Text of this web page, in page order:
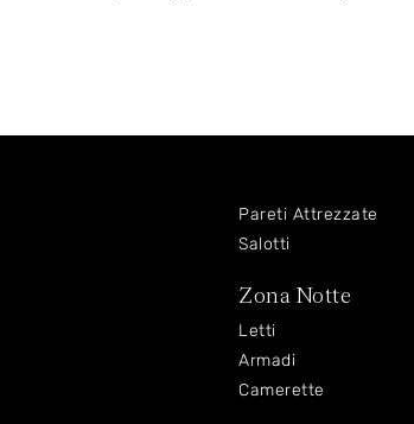
Pareti Attrezzate
Salotti
Zona Notte
Letti
Armadi
Camerette